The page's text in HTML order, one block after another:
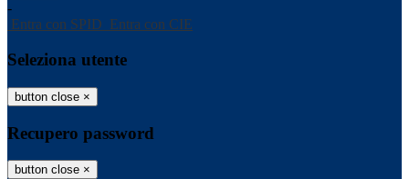
-
Entra con SPID Entra con CIE
Seleziona utente
button close ×
Recupero password
button close ×